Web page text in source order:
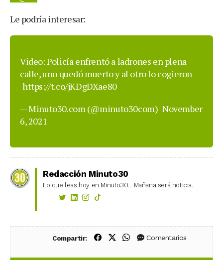
Le podría interesar:
Video: Policía enfrentó a ladrones en plena
calle, uno quedó muerto y al otro lo cogieron
https://t.co/jKDgDXae80
— Minuto30.com (@minuto30com) November
6, 2021
Redacción Minuto30
Lo que leas hoy en Minuto30... Mañana será noticia.
Compartir: Compartir en Facebook
Compartir en X (Twitter)
Compartir en WhatsApp
Comentarios